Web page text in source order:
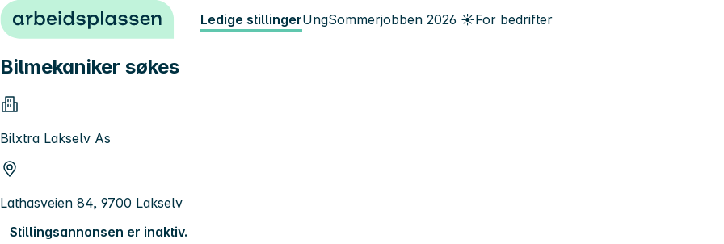
Hopp til innhold Ledige stillingerUngSommerjobben 2026 ☀️For bedrifter
Bilmekaniker søkes
Bilxtra Lakselv As
Lathasveien 84, 9700 Lakselv
Stillingsannonsen er inaktiv.